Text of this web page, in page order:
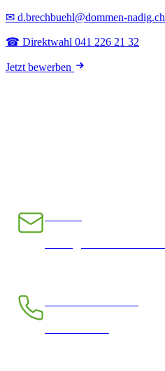
✉ d.brechbuehl@dommen-nadig.ch
☎ Direktwahl 041 226 21 32
Jetzt bewerben